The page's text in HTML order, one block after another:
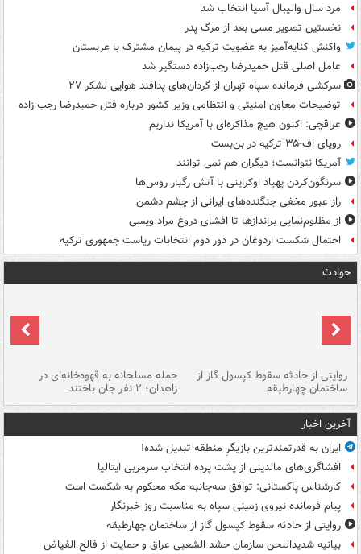
مرد سال والیبال آسیا انتخاب شد
نخستین تصویر مسی بعد از مرگ پدر
واکنش کنایه‌آمیز به عضویت ترکیه در پیمان مشترک با عربستان
عامل اصلی قتل حمیدرضا رجب‌زاده دستگیر شد
سرکشی فرمانده سپاه تهران از گردان‌های پدافند هوایی لشکر ۲۷
توضیحات معاون امنیتی و انتظامی وزیر کشور درباره قتل حمیدرضا رجب زاده
عراقچی: اکنون هیچ مذاکره‌ای با آمریکا نداریم
رویای اف-۳۵ ترکیه در بن‌بست
آمریکا نتوانست؛ دیگران هم نمی توانند
سرنگون‌کردن پهپاد اوکراینی با آتش رگبار روس‌ها
راز عبور مخفی جنگنده‌های ایرانی از چشم دشمن
از مظلوم‌نمایی براندازها تا افشای دروغ مراد ویسی
احتمال شکست اردوغان در دور دوم انتخابات ریاست جمهوری ترکیه
حوادث
روایتی از حادثه سقوط کپسول گاز از
ساختمان چهارطبقه
حمله مسلحانه به قهوه‌خانه‌ای در
زاهدان؛ ۲ نفر جان باختند
آخرین اخبار
ایران به قدرتمندترین بازیگرِ منطقه تبدیل شده!
افشاگری‌های مالدینی از پشت پرده انتخاب سرمربی ایتالیا
کارشناس پاکستانی: توافق سه‌جانبه مکه محکوم به شکست است
پیام فرمانده نیروی زمینی سپاه به مناسبت روز خبرنگار
روایتی از حادثه سقوط کپسول گاز از ساختمان چهارطبقه
بیانیه شدیداللحن سازمان حشد الشعبی عراق و حمایت از فالح الفیاض